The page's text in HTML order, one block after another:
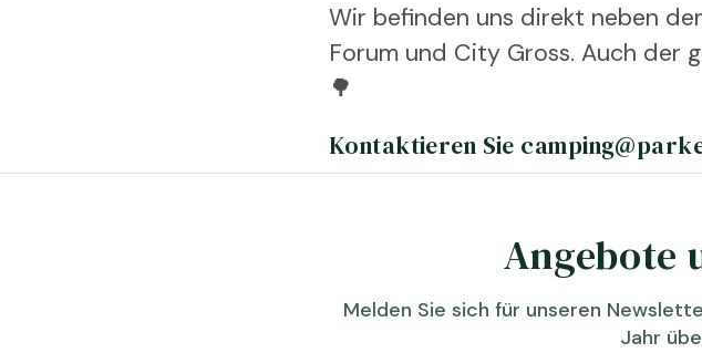
Wir befinden uns direkt neben
Forum und City Gross. Auch der
🌳
Kontaktieren Sie
Angebote
Melden Sie sich für unseren
Jahr